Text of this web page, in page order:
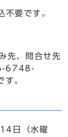
不要です。
先、問合せ先
6748-
。
日（水曜